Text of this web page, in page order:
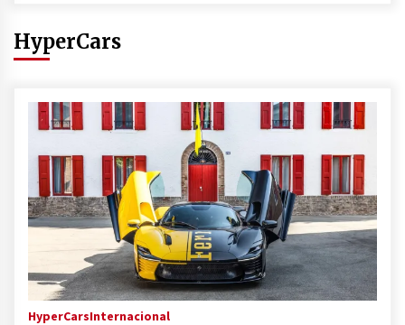
HyperCars
HyperCarsInternacional